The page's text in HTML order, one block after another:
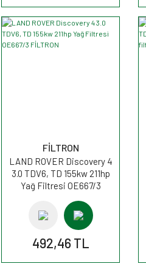
FİLTRON
LAND ROVER Discovery 4
3.0 TDV6, TD 155kw 211hp
Yağ Filtresi OE667/3
492,46 TL